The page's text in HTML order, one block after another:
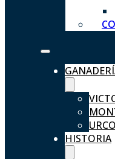
HISTORIA